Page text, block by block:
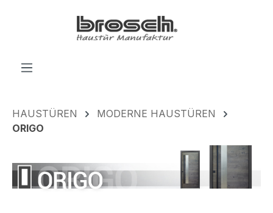
HAUSTÜREN
MODERNE HAUSTÜREN
ORIGO